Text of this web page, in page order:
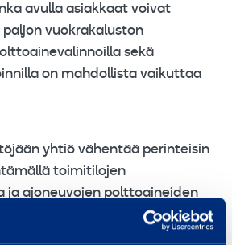
avulla asiakkaat voivat
vuokrakaluston
sekä
on mahdollista vaikuttaa
yhtiö vähentää perinteisin
toimitilojen
ja ajoneuvojen polttoaineiden
jäävä energiankulutus pyritään